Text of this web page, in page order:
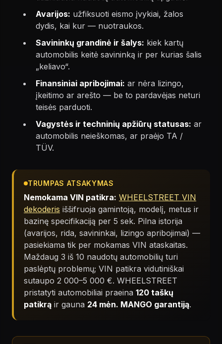
Avarijos: užfiksuoti eismo įvykiai, žalos
dydis, kai kur — nuotraukos.
Savininkų grandinė ir šalys: kiek kartų
automobilis keitė savininką ir per kurias šalis
„keliavo“.
Finansiniai apribojimai: ar nėra lizingo,
įkeitimo ar arešto — be to pardavėjas neturi
teisės parduoti.
Vagystės ir techninių apžiūrų statusas: ar
automobilis neieškomas, ar praėjo TA /
TÜV.
TRUMPAS ATSAKYMAS
Nemokama VIN patikra: WHEELSTREET VIN
dekoderis iššifruoja gamintoją, modelį, metus ir
bazinę specifikaciją per 5 sek. Pilna istorija
(avarijos, rida, savininkai, lizingo apribojimai) —
pasiekiama tik per mokamas VIN ataskaitas.
Maždaug 3 iš 10 naudotų automobilių turi
paslėptų problemų; VIN patikra vidutiniškai
sutaupo 2 000–5 000 €. WHEELSTREET
pristatyti automobiliai praeina 120 taškų
patikrą ir gauna 24 mėn. MANGO garantiją.